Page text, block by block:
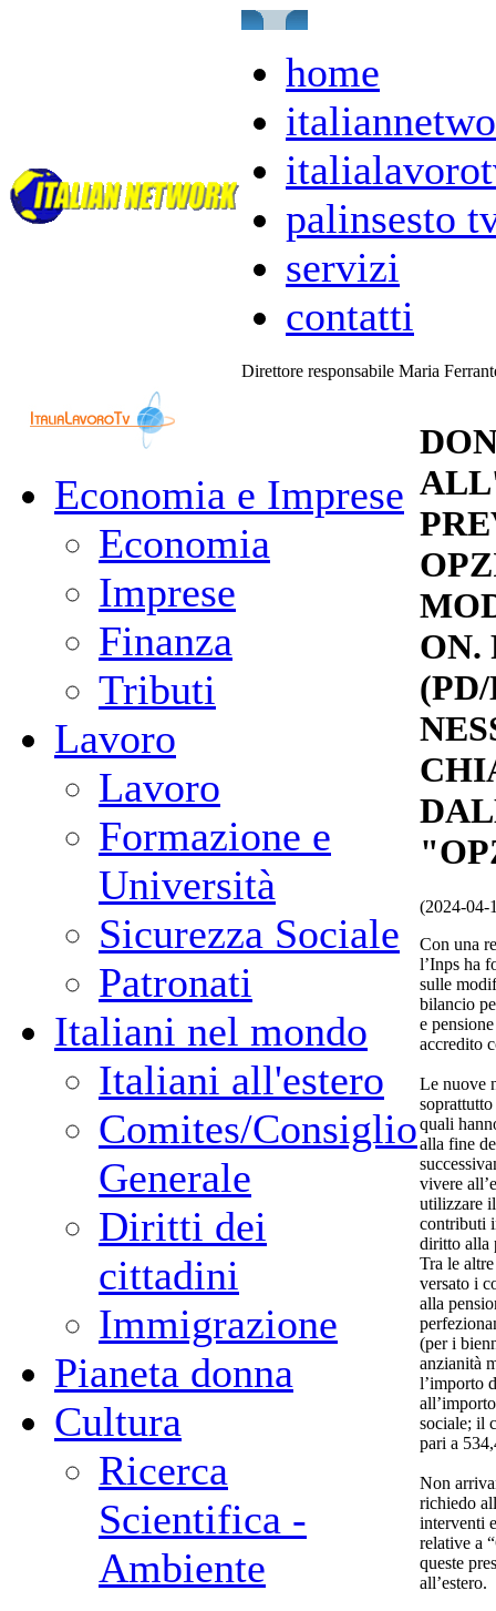
home
palinsesto
servizi
contatti
Direttore responsabile Maria
Economia e Imprese
Economia
Imprese
Finanza
Tributi
Lavoro
Lavoro
Formazione e
Università
Sicurezza Sociale
Patronati
Italiani nel mondo
Italiani all'estero
Comites/Consiglio
Generale
Diritti dei
cittadini
Immigrazione
Pianeta donna
Cultura
Ricerca
Scientifica -
Ambiente
ON.
(2024-04-
Con una
l’Inps ha
sulle
bilancio
e
accredito
Le nuove
quali
alla fine
vivere
utilizzare
contributi
diritto alla
Tra le
versato i
alla
(per i
anzianità
l’importo
sociale; il
pari a
Non
richiedo
interventi
relative a
queste
all’estero.